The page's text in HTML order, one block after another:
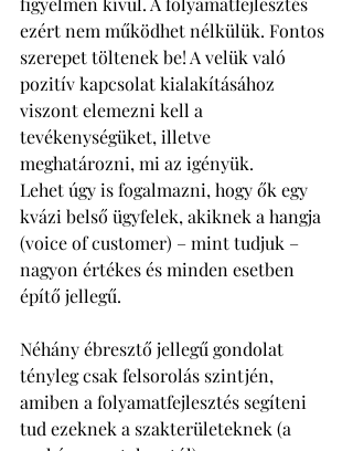
ezért nem működhet nélkülük. Fontos
szerepet töltenek be! A velük való
pozitív kapcsolat kialakításához
viszont elemezni kell a
tevékenységüket, illetve
meghatározni, mi az igényük.
Lehet úgy is fogalmazni, hogy ők egy
kvázi belső ügyfelek, akiknek a hangja
(voice of customer) – mint tudjuk –
nagyon értékes és minden esetben
építő jellegű.
Néhány ébresztő jellegű gondolat
tényleg csak felsorolás szintjén,
amiben a folyamatfejlesztés segíteni
tud ezeknek a szakterületeknek (a